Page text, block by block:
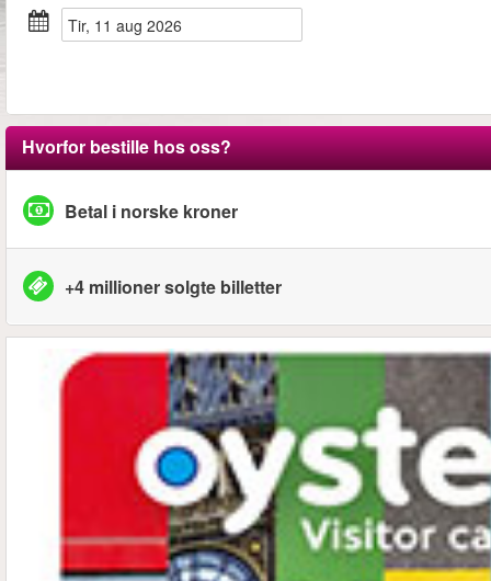
tir, 11 aug 2026
Hvorfor bestille hos oss?
Betal i norske kroner
+4 millioner solgte billetter